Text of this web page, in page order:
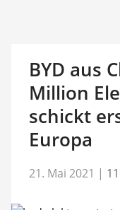
BYD aus
Million
schickt
Europa
21. Mai 2021 |